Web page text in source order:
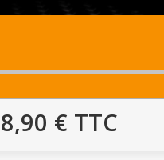
8,90 € TTC